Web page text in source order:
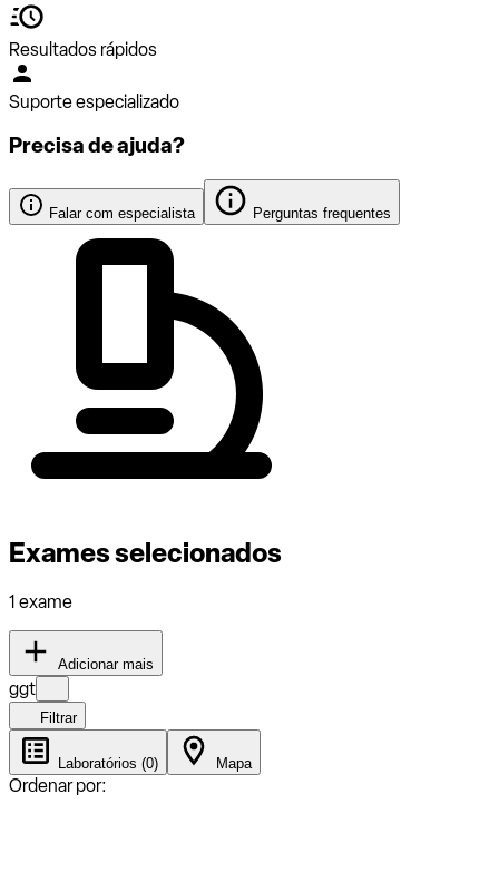
Resultados rápidos
Suporte especializado
Precisa de ajuda?
Falar com especialista Perguntas frequentes
Exames selecionados
1 exame
Adicionar mais
ggt
Filtrar
Laboratórios (0) Mapa
Ordenar por: